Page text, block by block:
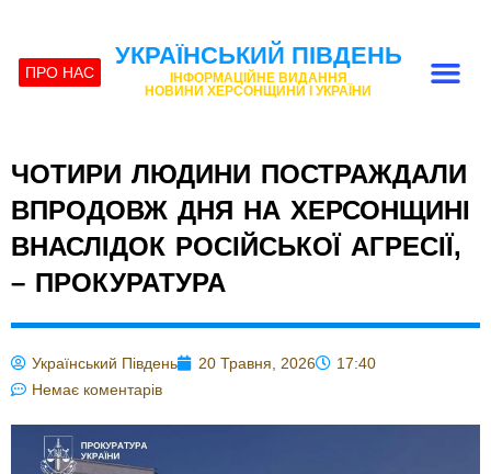
ПРО НАС
УКРАЇНСЬКИЙ ПІВДЕНЬ
ІНФОРМАЦІЙНЕ ВИДАННЯ
НОВИНИ ХЕРСОНЩИНИ І УКРАЇНИ
ЧОТИРИ ЛЮДИНИ ПОСТРАЖДАЛИ
ВПРОДОВЖ ДНЯ НА ХЕРСОНЩИНІ
ВНАСЛІДОК РОСІЙСЬКОЇ АГРЕСІЇ,
– ПРОКУРАТУРА
Український Південь 20 Травня, 2026
17:40
Немає коментарів